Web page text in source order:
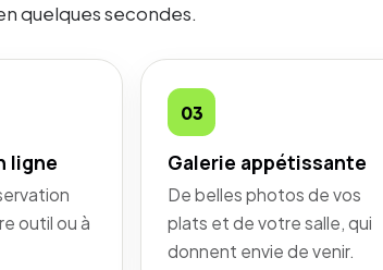
quelques secondes.
ligne
outil ou à
03
Galerie appétissante
De belles photos de vos
plats et de votre salle, qui
donnent envie de venir.